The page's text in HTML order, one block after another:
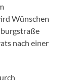
Wünschen
nach einer